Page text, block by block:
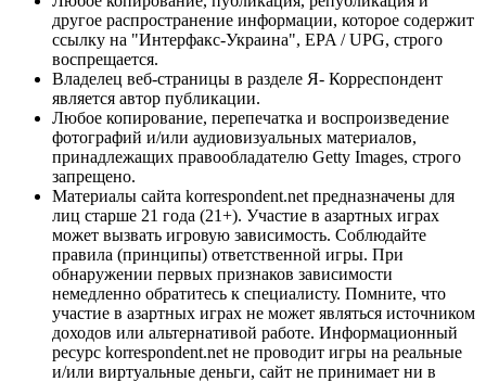
другое распространение информации, которое содержит
ссылку на "Интерфакс-Украина", EPA / UPG, строго
воспрещается.
Владелец веб-страницы в разделе Я- Корреспондент
является автор публикации.
Любое копирование, перепечатка и воспроизведение
фотографий и/или аудиовизуальных материалов,
принадлежащих правообладателю Getty Images, строго
запрещено.
Материалы сайта korrespondent.net предназначены для
лиц старше 21 года (21+). Участие в азартных играх
может вызвать игровую зависимость. Соблюдайте
правила (принципы) ответственной игры. При
обнаружении первых признаков зависимости
немедленно обратитесь к специалисту. Помните, что
участие в азартных играх не может являться источником
доходов или альтернативой работе. Информационный
ресурс korrespondent.net не проводит игры на реальные
и/или виртуальные деньги, сайт не принимает ни в